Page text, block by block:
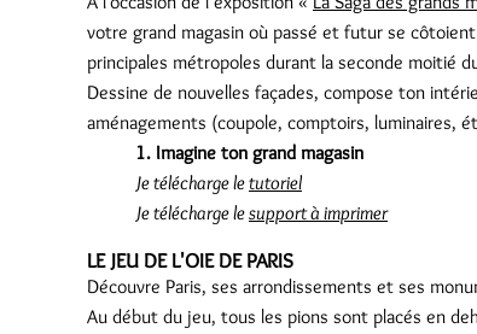
votre grand magasin où passé et futur se
principales métropoles durant la seconde moitié
Dessine de nouvelles façades, compose ton
aménagements (coupole, comptoirs, luminaires,
1. Imagine ton grand magasin
Je télécharge letutoriel
Je télécharge lesupport à imprimer
LE JEU DE L'OIE DE PARIS
Découvre Paris, ses arrondissements et ses
Au début du jeu, tous les pions sont placés en